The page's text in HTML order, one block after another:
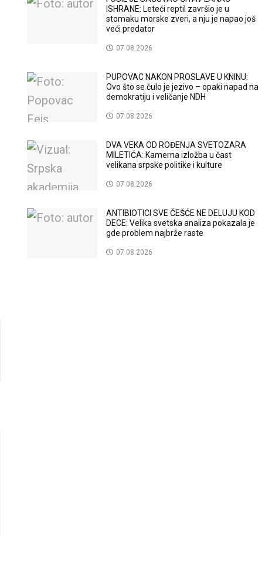
ISHRANE: Leteći reptil završio je u
stomaku morske zveri, a nju je napao još
veći predator
07.08.2026
PUPOVAC NAKON PROSLAVE U KNINU:
Ovo što se čulo je jezivo – opaki napad na
demokratiju i veličanje NDH
07.08.2026
DVA VEKA OD ROĐENJA SVETOZARA
MILETIĆA: Kamerna izložba u čast
velikana srpske politike i kulture
07.08.2026
ANTIBIOTICI SVE ČEŠĆE NE DELUJU KOD
DECE: Velika svetska analiza pokazala je
gde problem najbrže raste
07.08.2026